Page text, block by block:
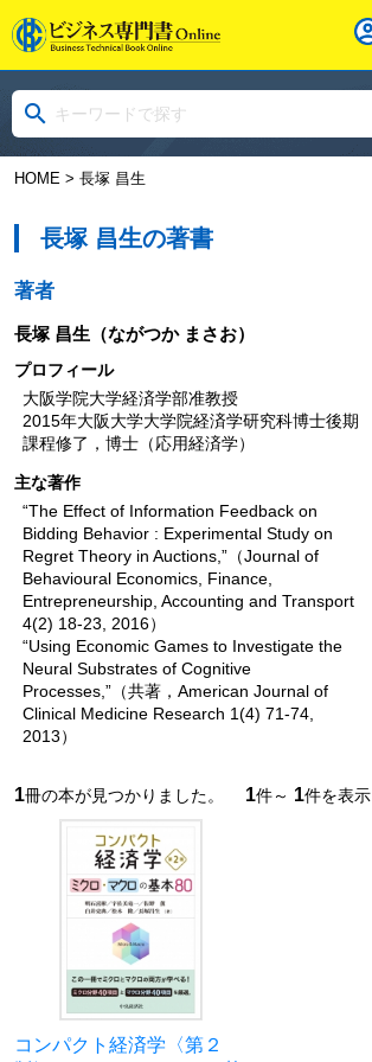
HOME> 長塚 昌生
長塚 昌生の著書
著者
長塚 昌生 （ながつか まさお）
プロフィール
大阪学院大学経済学部准教授
2015年大阪大学大学院経済学研究科博士後期
課程修了，博士（応用経済学）
主な著作
“The Effect of Information Feedback on
Bidding Behavior : Experimental Study on
Regret Theory in Auctions,”（Journal of
Behavioural Economics, Finance,
Entrepreneurship, Accounting and Transport
4(2) 18-23, 2016）
“Using Economic Games to Investigate the
Neural Substrates of Cognitive
Processes,”（共著，American Journal of
Clinical Medicine Research 1(4) 71-74,
2013）
1冊の本が見つかりました。 1件～ 1件を表示
コンパクト経済学〈第２